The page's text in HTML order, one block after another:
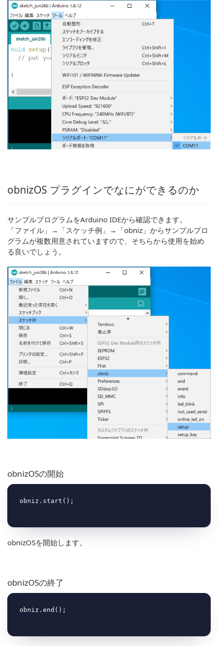
obnizOS プラグインでなにができるのか
サンプルプログラムをArduino IDEから確認できます。
「ファイル」→「スケッチ例」→「obniz」からサンプルプロ
グラムが複数用意されていますので、そちらから使用を始め
る良いでしょう。
obnizOSの開始
obnizOSを開始します。
obnizOSの終了